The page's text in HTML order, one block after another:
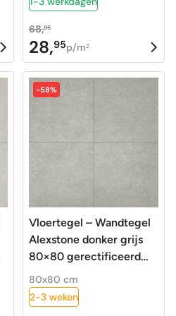
68,95
Oorspronkelijke
prijs
was:
68,95.
28,95
Huidige
prijs
is:
28,95.
p/m2
-58%
Vloertegel – Wandtegel
Alexstone donker grijs
80×80 gerectificeerd
R10
80x80 cm
2-3 weken